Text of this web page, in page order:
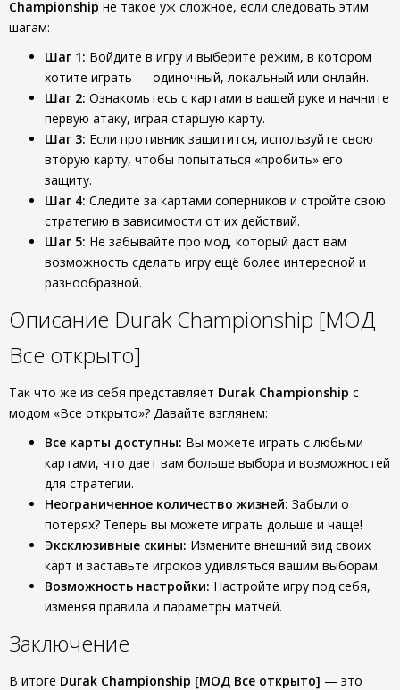
Championship не такое уж сложное, если следовать этим
шагам:
Шаг 1: Войдите в игру и выберите режим, в котором
хотите играть — одиночный, локальный или онлайн.
Шаг 2: Ознакомьтесь с картами в вашей руке и начните
первую атаку, играя старшую карту.
Шаг 3: Если противник защитится, используйте свою
вторую карту, чтобы попытаться «пробить» его
защиту.
Шаг 4: Следите за картами соперников и стройте свою
стратегию в зависимости от их действий.
Шаг 5: Не забывайте про мод, который даст вам
возможность сделать игру ещё более интересной и
разнообразной.
Описание Durak Championship [МОД
Все открыто]
Так что же из себя представляет Durak Championship с
модом «Все открыто»? Давайте взглянем:
Все карты доступны: Вы можете играть с любыми
картами, что дает вам больше выбора и возможностей
для стратегии.
Неограниченное количество жизней: Забыли о
потерях? Теперь вы можете играть дольше и чаще!
Эксклюзивные скины: Измените внешний вид своих
карт и заставьте игроков удивляться вашим выборам.
Возможность настройки: Настройте игру под себя,
изменяя правила и параметры матчей.
Заключение
В итоге Durak Championship [МОД Все открыто] — это